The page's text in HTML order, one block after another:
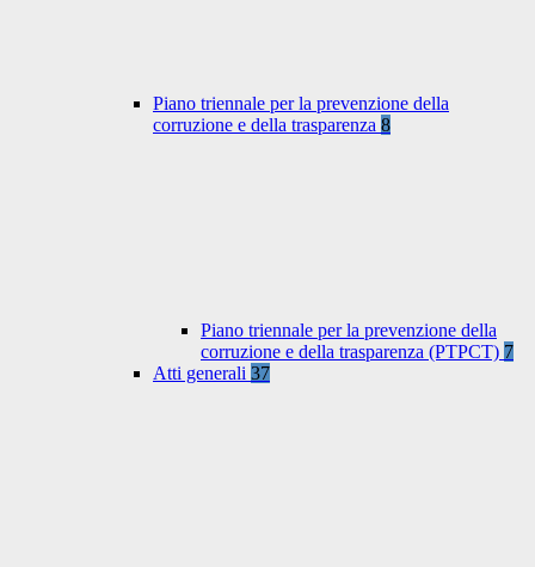
Piano triennale per la prevenzione della
corruzione e della trasparenza 8
Piano triennale per la prevenzione della
corruzione e della trasparenza (PTPCT) 7
Atti generali 37